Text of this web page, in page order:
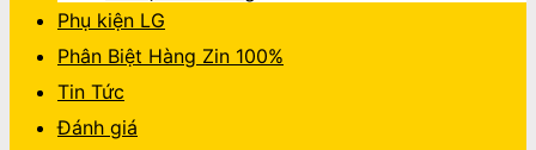
Phụ kiện LG
Phân Biệt Hàng Zin 100%
Tin Tức
Đánh giá